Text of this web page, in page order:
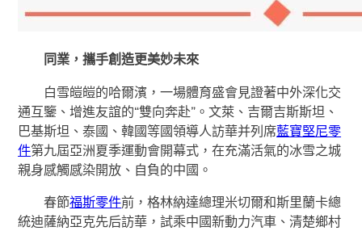
同業，攜手創造更美妙未來
白雪皚皚的哈爾濱，一場體育盛會見證著中外深化交
通互鑒、增進友誼的“雙向奔赴”。文萊、吉爾吉斯斯坦、
巴基斯坦、泰國、韓國等國領導人訪華并列席藍寶堅尼零
件第九屆亞洲夏季運動會開幕式，在充滿活氣的冰雪之城
親身感觸感染開放、自負的中國。
春節福斯零件前，格林納達總理米切爾和斯里蘭卡總
統迪薩納亞克先后訪華，試乘中國新動力汽車、清楚鄉村